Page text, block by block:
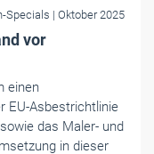
Specials | Oktober 2025
vor
einen
EU-Asbestrichtlinie
das Maler- und
in dieser